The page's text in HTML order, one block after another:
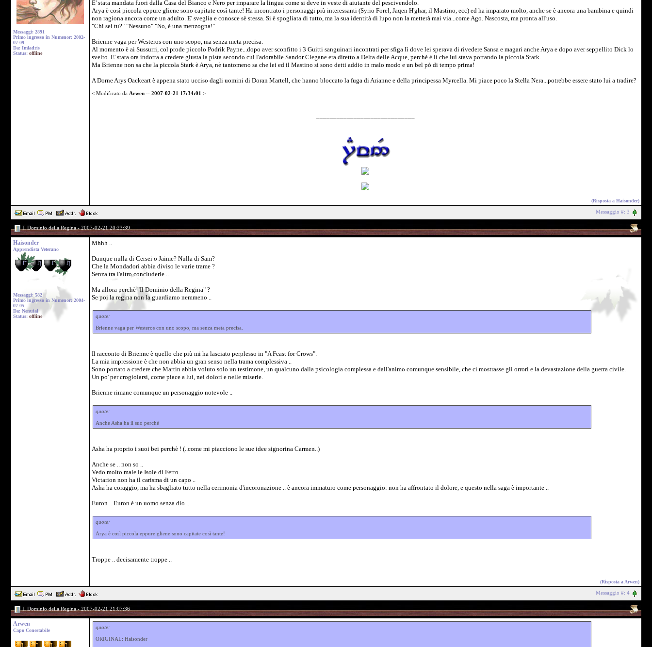
Messaggi: 2891
Primo ingresso in Numenor: 2002-
07-09
Da: Imladris
Status: offline
E' stata mandata fuori dalla Casa del Bianco e Nero per imparare la lingua come si deve in veste di aiutante del pescivendolo.
Arya è così piccola eppure gliene sono capitate così tante! Ha incontrato i personaggi più interessanti (Syrio Forel, Jaqen H'ghar, il Mastino, ecc) ed ha imparato molto, anche se è ancora una bambina e quindi
non ragiona ancora come un adulto. E' sveglia e conosce sè stessa. Si è spogliata di tutto, ma la sua identità di lupo non la metterà mai via...come Ago. Nascosta, ma pronta all'uso.
"Chi sei tu?" "Nessuno" "No, è una menzogna!"
Brienne vaga per Westeros con uno scopo, ma senza meta precisa.
Al momento è ai Sussurri, col prode piccolo Podrik Payne...dopo aver sconfitto i 3 Guitti sanguinari incontrati per sfiga lì dove lei sperava di rivedere Sansa e magari anche Arya e dopo aver seppellito Dick lo
svelto. E' stata ora indotta a credere giusta la pista secondo cui l'adorabile Sandor Clegane era diretto a Delta delle Acque, perchè è lì che lui stava portando la piccola Stark.
Ma Brienne non sa che la piccola Stark è Arya, nè tantomeno sa che lei ed il Mastino si sono detti addio in malo modo e un bel pò di tempo prima!
A Dorne Arys Oackeart è appena stato ucciso dagli uomini di Doran Martell, che hanno bloccato la fuga di Arianne e della principessa Myrcella. Mi piace poco la Stella Nera...potrebbe essere stato lui a tradire?
< Modificato da Arwen-- 2007-02-21 17:34:01 >
(Risposta a Haisonder)
Messaggio #: 3
Il Dominio della Regina - 2007-02-21 20:23:39
Haisonder
Apprendista Veterano
Messaggi: 582
Primo ingresso in Numenor: 2004-
07-05
Da: Nenuial
Status: offline
Mhhh ..
Dunque nulla di Cersei o Jaime? Nulla di Sam?
Che la Mondadori abbia diviso le varie trame ?
Senza tra l'altro concluderle ..
Ma allora perchè "Il Dominio della Regina" ?
Se poi la regina non la guardiamo nemmeno ..
quote:
Brienne vaga per Westeros con uno scopo, ma senza meta precisa.
Il racconto di Brienne è quello che più mi ha lasciato perplesso in "A Feast for Crows".
La mia impressione è che non abbia un gran senso nella trama complessiva ..
Sono portato a credere che Martin abbia voluto solo un testimone, un qualcuno dalla psicologia complessa e dall'animo comunque sensibile, che ci mostrasse gli orrori e la devastazione della guerra civile.
Un po' per crogiolarsi, come piace a lui, nei dolori e nelle miserie.
Brienne rimane comunque un personaggio notevole ..
quote:
Anche Asha ha il suo perchè
Asha ha proprio i suoi bei perchè ! (..come mi piacciono le sue idee signorina Carmen..)
Anche se .. non so ..
Vedo molto male le Isole di Ferro ..
Victarion non ha il carisma di un capo ..
Asha ha coraggio, ma ha sbagliato tutto nella cerimonia d'incoronazione .. è ancora immaturo come personaggio: non ha affrontato il dolore, e questo nella saga è importante ..
Euron .. Euron è un uomo senza dio ..
quote:
Arya è così piccola eppure gliene sono capitate così tante!
Troppe .. decisamente troppe ..
(Risposta a Arwen)
Messaggio #: 4
Il Dominio della Regina - 2007-02-21 21:07:36
Arwen
Capo Conestabile
quote:
ORIGINAL: Haisonder